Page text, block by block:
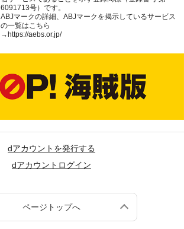
6091713号）です。
ABJマークの詳細、ABJマークを掲示しているサービス
の一覧はこちら
→https://aebs.or.jp/
dアカウントを発行する
dアカウントログイン
ページトップへ